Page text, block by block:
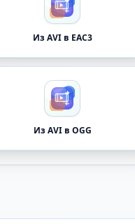
Из AVI в EAC3
Из AVI в OGG